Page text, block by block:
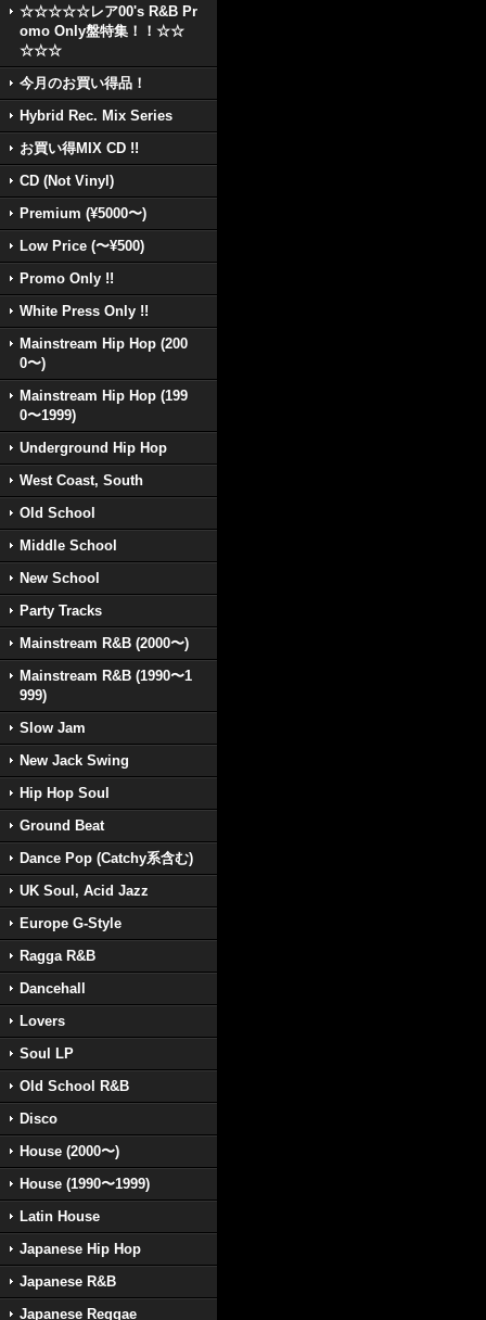
☆☆☆☆☆レア00's R&B Pr
omo Only盤特集！！☆☆
☆☆☆
今月のお買い得品！
Hybrid Rec. Mix Series
お買い得MIX CD !!
CD (Not Vinyl)
Premium (¥5000〜)
Low Price (〜¥500)
Promo Only !!
White Press Only !!
Mainstream Hip Hop (200
0〜)
Mainstream Hip Hop (199
0〜1999)
Underground Hip Hop
West Coast, South
Old School
Middle School
New School
Party Tracks
Mainstream R&B (2000〜)
Mainstream R&B (1990〜1
999)
Slow Jam
New Jack Swing
Hip Hop Soul
Ground Beat
Dance Pop (Catchy系含む)
UK Soul, Acid Jazz
Europe G-Style
Ragga R&B
Dancehall
Lovers
Soul LP
Old School R&B
Disco
House (2000〜)
House (1990〜1999)
Latin House
Japanese Hip Hop
Japanese R&B
Japanese Reggae